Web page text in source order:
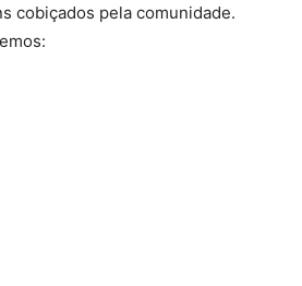
cobiçados pela comunidade.